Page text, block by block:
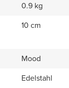
0.9 kg
10 cm
Mood
Edelstahl